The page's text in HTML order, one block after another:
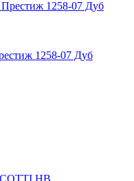
1258-07 Дуб